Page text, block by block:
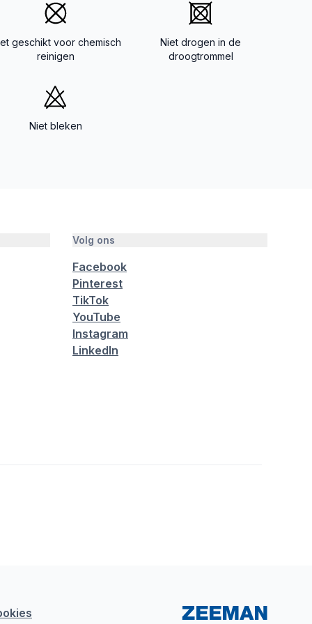
geschikt voor chemisch
reinigen
Niet drogen in de
droogtrommel
Niet bleken
Volg ons
Facebook
Pinterest
TikTok
YouTube
Instagram
LinkedIn